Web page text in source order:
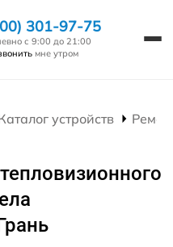
301-97-75
с 9:00 до 21:00
мне утром
устройств